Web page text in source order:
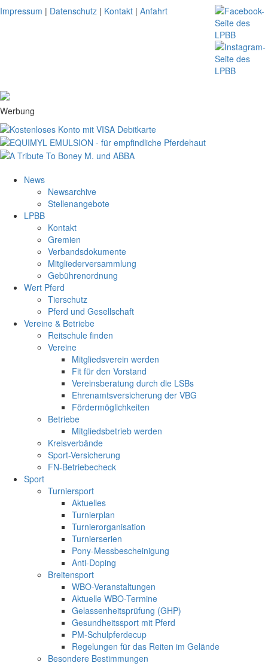
Impressum | Datenschutz | Kontakt | Anfahrt
Werbung
News
Newsarchive
Stellenangebote
LPBB
Kontakt
Gremien
Verbandsdokumente
Mitgliederversammlung
Gebührenordnung
Wert Pferd
Tierschutz
Pferd und Gesellschaft
Vereine & Betriebe
Reitschule finden
Vereine
Mitgliedsverein werden
Fit für den Vorstand
Vereinsberatung durch die LSBs
Ehrenamtsversicherung der VBG
Fördermöglichkeiten
Betriebe
Mitgliedsbetrieb werden
Kreisverbände
Sport-Versicherung
FN-Betriebecheck
Sport
Turniersport
Aktuelles
Turnierplan
Turnierorganisation
Turnierserien
Pony-Messbescheinigung
Anti-Doping
Breitensport
WBO-Veranstaltungen
Aktuelle WBO-Termine
Gelassenheitsprüfung (GHP)
Gesundheitssport mit Pferd
PM-Schulpferdecup
Regelungen für das Reiten im Gelände
Besondere Bestimmungen